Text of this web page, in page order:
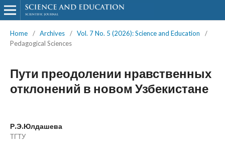
Home / Archives / Vol. 7 No. 5 (2026): Science and Education
/
Pedagogical Sciences
Пути преодолении нравственных
отклонений в новом Узбекистане
Р.Э.Юлдашева
ТГТУ